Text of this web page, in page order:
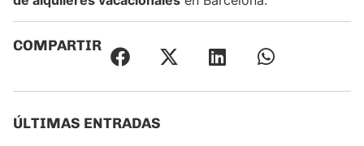
COMPARTIR
ÚLTIMAS ENTRADAS